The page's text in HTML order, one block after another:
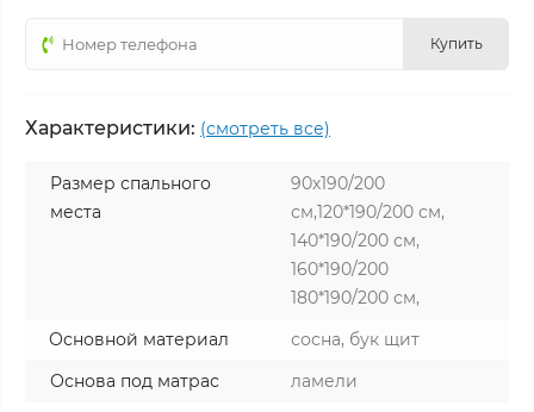
Купить
Характеристики: (смотреть все)
Размер спального
места
90х190/200
см,120*190/200 см,
140*190/200 см,
160*190/200
180*190/200 см,
Основной материал
сосна, бук щит
Основа под матрас
ламели